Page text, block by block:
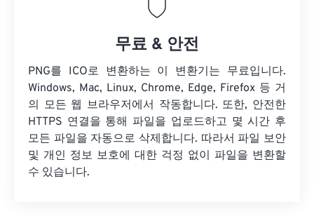
무료 & 안전
PNG를 ICO로 변환하는 이 변환기는 무료입니다.
Windows, Mac, Linux, Chrome, Edge, Firefox 등 거
의 모든 웹 브라우저에서 작동합니다. 또한, 안전한
HTTPS 연결을 통해 파일을 업로드하고 몇 시간 후
모든 파일을 자동으로 삭제합니다. 따라서 파일 보안
및 개인 정보 보호에 대한 걱정 없이 파일을 변환할
수 있습니다.